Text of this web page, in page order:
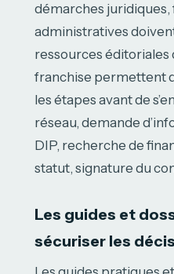
démarches juridiques,
administratives
ressources éditoriales
franchise permettent
les étapes avant de
réseau, demande
DIP, recherche de
statut, signature du
Les guides et
sécuriser les